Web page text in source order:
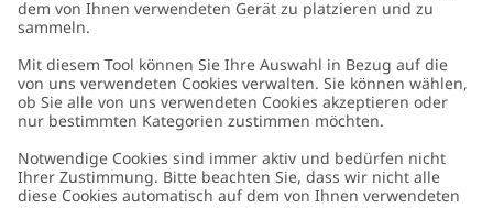
Kundenservice